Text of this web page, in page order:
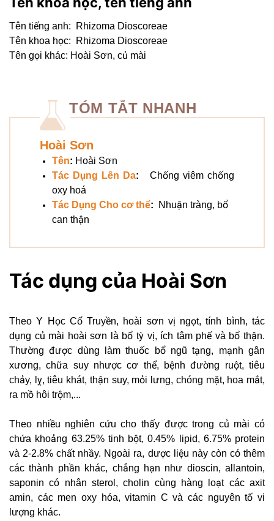
Tên tiếng anh:
Rhizoma Dioscoreae
Tên khoa học:
Rhizoma Dioscoreae
Tên gọi khác: Hoài Sơn, củ mài
TÓM TẮT NHANH
Hoài Sơn
Tên: Hoài Sơn
Tác Dụng Lên Da:
Chống viêm chống
oxy hoá
Tác Dụng Cho cơ thể:
Nhuận tràng, bổ
can thận
Tác dụng của Hoài Sơn
Theo Y Học Cổ Truyền, hoài sơn vị ngọt, tính bình, tác
dụng củ mài hoài sơn là bổ tỳ vị, ích tâm phế và bổ thận.
Thường được dùng làm thuốc bổ ngũ tạng, mạnh gân
xương, chữa suy nhược cơ thể, bệnh đường ruột, tiêu
chảy, lỵ, tiêu khát, thận suy, mỏi lưng, chóng mặt, hoa mắt,
ra mồ hôi trộm,...
Theo nhiều nghiên cứu cho thấy được trong củ mài có
chứa khoảng 63.25% tinh bột, 0.45% lipid, 6.75% protein
và 2-2.8% chất nhầy. Ngoài ra, dược liệu này còn có thêm
các thành phần khác, chẳng hạn như dioscin, allantoin,
saponin có nhân sterol, cholin cùng hàng loạt các axit
amin, các men oxy hóa, vitamin C và các nguyên tố vi
lượng khác.